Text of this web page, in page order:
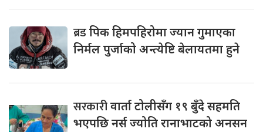
ब्रडपिक हिमपहिरोमा ज्यान गुमाएका
निर्मल पुर्जाको अन्त्येष्टि बेलायतमा हुने
सरकारीवार्ता टोलीसँग १९ बुँदे सहमति
भएपछि नर्स ज्योति रानाभाटको अनसन